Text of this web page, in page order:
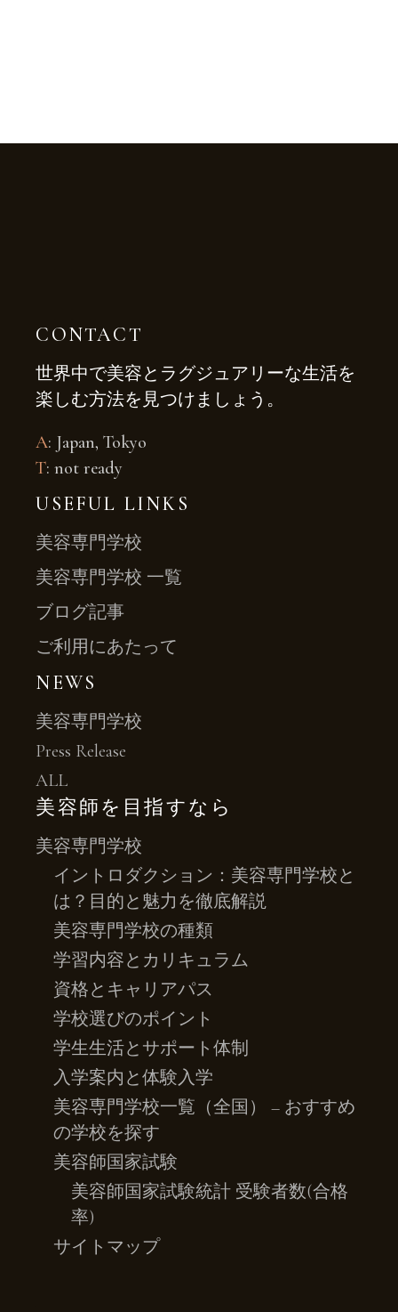
CONTACT
世界中で美容とラグジュアリーな生活を
楽しむ方法を見つけましょう。
A: Japan, Tokyo
T: not ready
USEFUL LINKS
美容専門学校
美容専門学校 一覧
ブログ記事
ご利用にあたって
NEWS
美容専門学校
Press Release
ALL
美容師を目指すなら
美容専門学校
イントロダクション：美容専門学校と
は？目的と魅力を徹底解説
美容専門学校の種類
学習内容とカリキュラム
資格とキャリアパス
学校選びのポイント
学生生活とサポート体制
入学案内と体験入学
美容専門学校一覧（全国） – おすすめ
の学校を探す
美容師国家試験
美容師国家試験統計 受験者数(合格
率)
サイトマップ